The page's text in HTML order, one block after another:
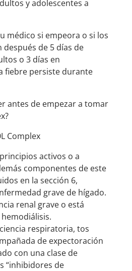
y adolescentes a
médico si empeora o si los
de 5 días de
o 3 días en
fiebre persiste durante
antes de empezar a tomar
Complex
activos o a
componentes de este
en la sección 6,
grave de hígado.
renal grave o está
respiratoria, tos
de expectoración
con una clase de
“inhibidores de